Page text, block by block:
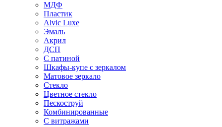
МДФ
Пластик
Alvic Luxe
Эмаль
Акрил
ДСП
С патиной
Шкафы-купе с зеркалом
Матовое зеркало
Стекло
Цветное стекло
Пескоструй
Комбинированные
С витражами